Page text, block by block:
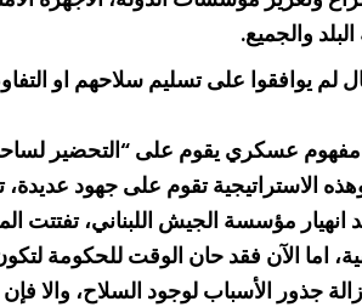
والجميع.
لم يوافقوا على تسليم سلاحهم او
عسكري يقوم على “التحضير لساحة
اما الباقي فيرتبط بالامور الاجتماعية والسياسية والاقتصادية. وذك بأنه في العام
اما الآن فقد حان الوقت للحكومة
جذور الأسباب لوجود السلاح، والا